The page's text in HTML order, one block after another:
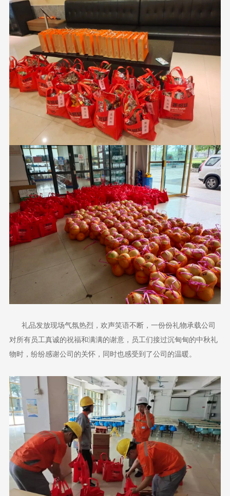
礼品发放现场气氛热烈，欢声笑语不断，一份份礼物承载公司
对所有员工真诚的祝福和满满的谢意，员工们接过沉甸甸的中秋礼
物时，纷纷感谢公司的关怀，同时也感受到了公司的温暖。